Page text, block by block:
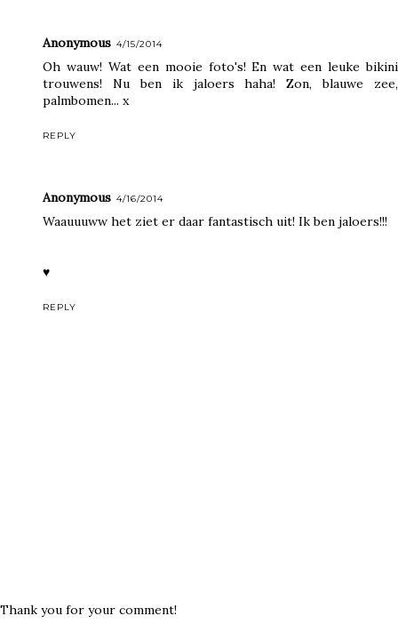
Anonymous 4/15/2014
Oh wauw! Wat een mooie foto's! En wat een leuke bikini
trouwens! Nu ben ik jaloers haha! Zon, blauwe zee,
palmbomen... x
REPLY
Anonymous 4/16/2014
Waauuuww het ziet er daar fantastisch uit! Ik ben jaloers!!!
♥
REPLY
Thank you for your comment!